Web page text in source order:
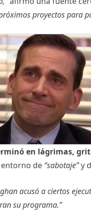
proyectos para
en lágrimas,
entorno de “sabotaje”y
acusó a ciertos
su programa.”